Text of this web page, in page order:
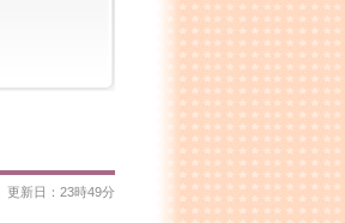
更新日：23時49分